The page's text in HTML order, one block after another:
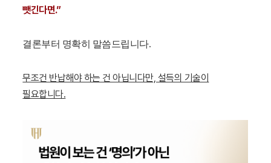
뺏긴다면.”
결론부터 명확히 말씀드립니다.
무조건 반납해야 하는 건 아닙니다만, 설득의 기술이
필요합니다.